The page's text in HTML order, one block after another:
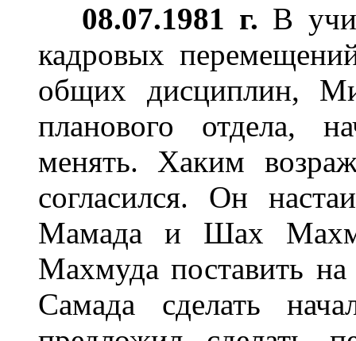
08.07.1981 г. В
кадровых
общих дисциплин,
планового отдела,
менять. Хаким
согласился. Он
Мамада и Шах
Махмуда поставить
Самада сделать